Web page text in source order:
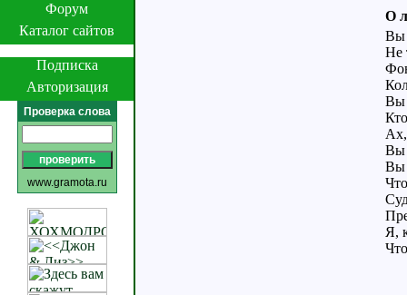
Форум
Каталог сайтов
Подписка
Авторизация
Проверка слова
www.gramota.ru
О
Вы
Не
Вы
Вы
Вы
Я,